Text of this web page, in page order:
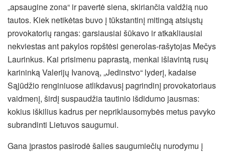
„apsaugine zona“ ir pavertė siena, skiriančia valdžią nuo
tautos. Kiek netikėtas buvo į tūkstantinį mitingą atsiųstų
provokatorių rangas: garsiausiai šūkavo ir atkakliausiai
nekviestas ant pakylos ropštėsi generolas-rašytojas Mečys
Laurinkus. Kai prisimenu paprastą, menkai išlavintą rusų
karininką Valerijų Ivanovą, „Jedinstvo“ lyderį, kadaise
Sąjūdžio renginiuose atlikdavusį pagrindinį provokatoriaus
vaidmenį, širdį suspaudžia tautinio išdidumo jausmas:
kokius iškilius kadrus per nepriklausomybės metus pavyko
subrandinti Lietuvos saugumui.
Gana įprastos pasirodė šalies saugumiečių nurodymu į